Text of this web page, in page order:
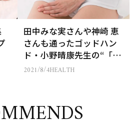
田中みな実さんや神崎 恵
さんも通ったゴッドハン
ド・小野晴康先生の“「デ
ブ筋」ながし”って？
2021/8/4HEALTH